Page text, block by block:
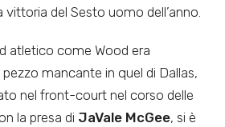
del Sesto uomo dell’anno.
atletico come Wood era
mancante in quel di Dallas,
nel front-court nel corso delle
la presa di JaVale McGee, si è